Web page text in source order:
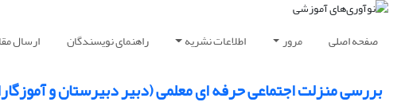
صفحه اصلی مرور اطلاعات نشریه راهنمای نویسندگان ارسال
بررسی منزلت اجتماعی حرفه ای معلمی (دبیر دبیرستان و